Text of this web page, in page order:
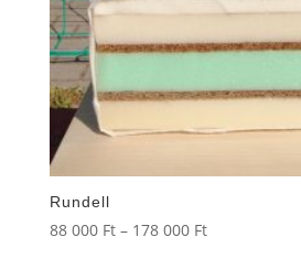
Rundell
88 000 Ft – 178 000 FtÁrtartomány: